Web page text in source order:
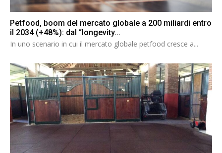
Petfood, boom del mercato globale a 200 miliardi entro
il 2034 (+48%): dal “longevity...
In uno scenario in cui il mercato globale petfood cresce a...